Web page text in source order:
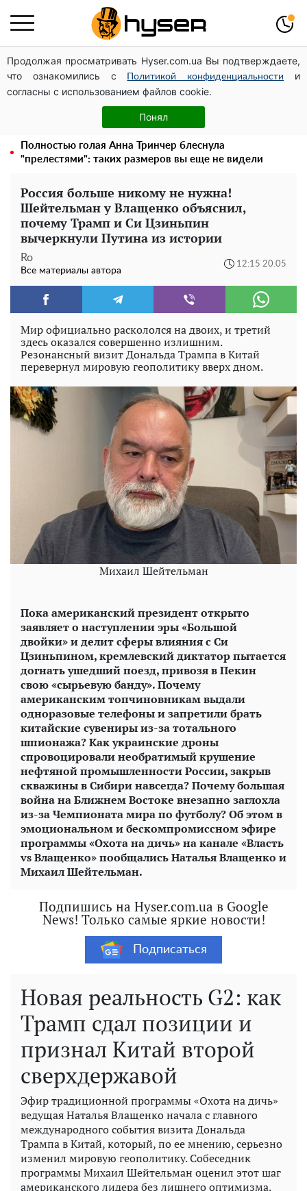
Продолжая просматривать Hyser.com.ua Вы подтверждаете,
что ознакомились с
Политикой конфиденциальности
и
согласны с использованием файлов cookie.
Понял
Дроны с наценкой: Александр Конотопский вывел
миллионы оборонного бюджета через фиктивную
фирму в Эстонии
Голая Елена Тополя в интересных позах заставила
отвисать челюсти: слив видео – было только началом
Полностью голая Анна Тринчер блеснула
"прелестями": таких размеров вы еще не видели
Россия больше никому не нужна!
Шейтельман у Влащенко объяснил,
почему Трамп и Си Цзиньпин
вычеркнули Путина из истории
Ro
Все материалы автора
12:15 20.05
Мир официально раскололся на двоих, и третий
здесь оказался совершенно излишним.
Резонансный визит Дональда Трампа в Китай
перевернул мировую геополитику вверх дном.
Михаил Шейтельман
Пока американский президент открыто
заявляет о наступлении эры «Большой
двойки» и делит сферы влияния с Си
Цзиньпином, кремлевский диктатор пытается
догнать ушедший поезд, привозя в Пекин
свою «сырьевую банду». Почему
американским топчиновникам выдали
одноразовые телефоны и запретили брать
китайские сувениры из-за тотального
шпионажа? Как украинские дроны
спровоцировали необратимый крушение
нефтяной промышленности России, закрыв
скважины в Сибири навсегда? Почему большая
война на Ближнем Востоке внезапно заглохла
из-за Чемпионата мира по футболу? Об этом в
эмоциональном и бескомпромиссном эфире
программы «Охота на дичь» на канале «Власть
vs Влащенко» пообщались Наталья Влащенко и
Михаил Шейтельман.
Подпишись на Hyser.com.ua в Google
News! Только самые яркие новости!
Подписаться
Новая реальность G2: как
Трамп сдал позиции и
признал Китай второй
сверхдержавой
Эфир традиционной программы «Охота на дичь»
ведущая Наталья Влащенко начала с главного
международного события визита Дональда
Трампа в Китай, который, по ее мнению, серьезно
изменил мировую геополитику. Собеседник
программы Михаил Шейтельман оценил этот шаг
американского лидера без лишнего оптимизма.